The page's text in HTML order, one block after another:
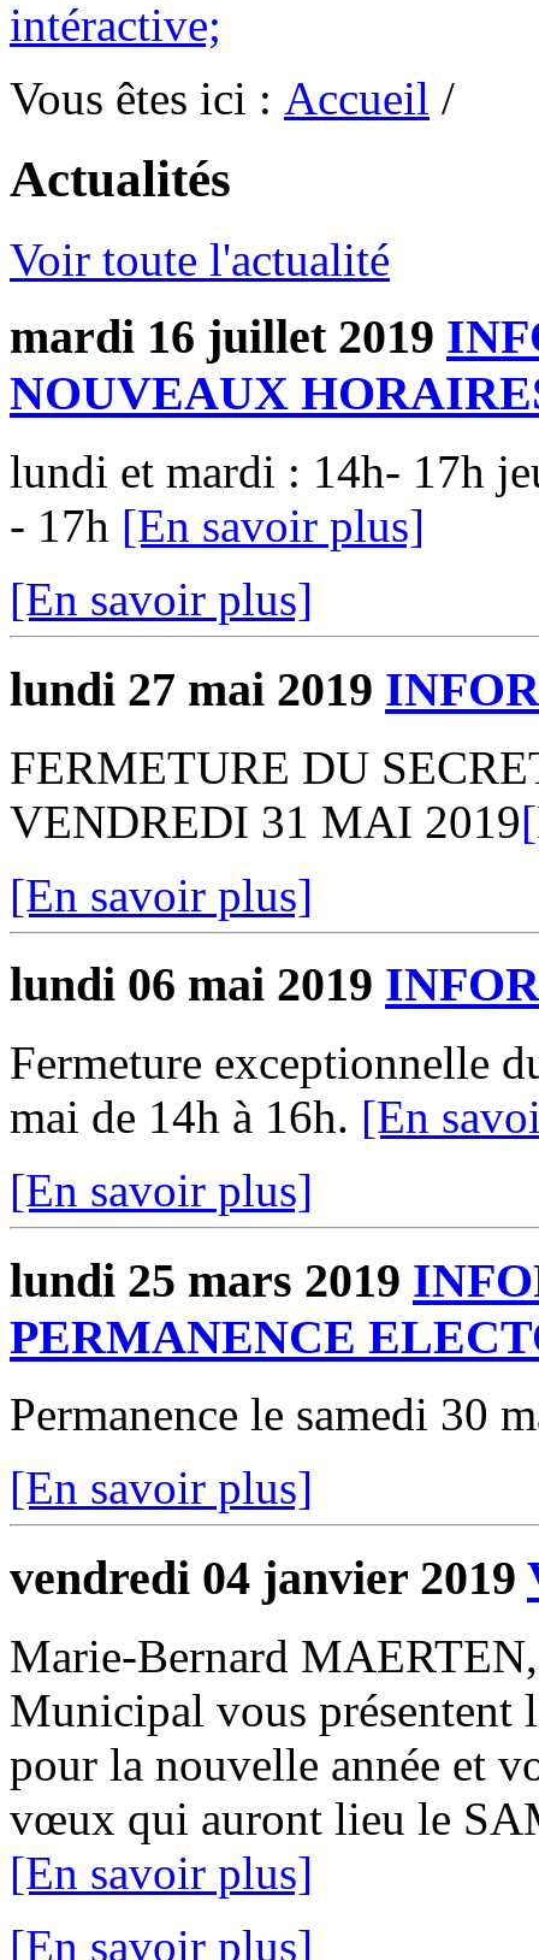
Vous êtes ici : Accueil /
Actualités
Voir toute l'actualité
mardi 16 juillet 2019
NOUVEAUX
lundi et mardi : 14h- 17h
- 17h [En savoir plus]
[En savoir plus]
lundi 27 mai 2019
FERMETURE DU
VENDREDI 31 MAI 2019
[En savoir plus]
lundi 06 mai 2019
Fermeture exceptionnelle
mai de 14h à 16h. [En
[En savoir plus]
lundi 25 mars 2019
PERMANENCE
Permanence le samedi 30
[En savoir plus]
vendredi 04 janvier 2019
Marie-Bernard
Municipal vous présentent
pour la nouvelle année et
vœux qui auront lieu le
[En savoir plus]
[En savoir plus]